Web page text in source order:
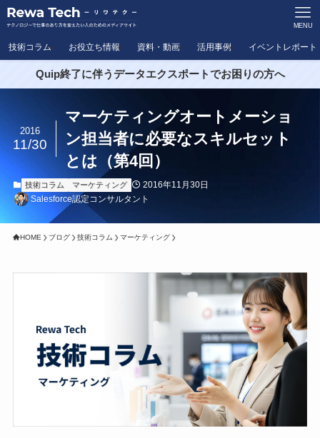
MENU
技術コラム お役立ち情報 資料・動画 活用事例 イベントレポート
Quip終了に伴うデータエクスポートでお困りの方へ
マーケティングオートメーショ
ン担当者に必要なスキルセット
とは（第4回）
2016
11/30
技術コラム マーケティング
2016年11月30日
Salesforce認定コンサルタント
HOME ブログ 技術コラム マーケティング